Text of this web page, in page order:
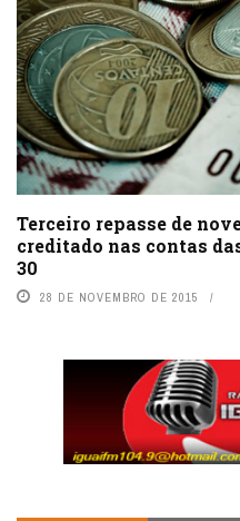
Terceiro repasse de
creditado nas contas
30
28 DE NOVEMBRO DE 2015